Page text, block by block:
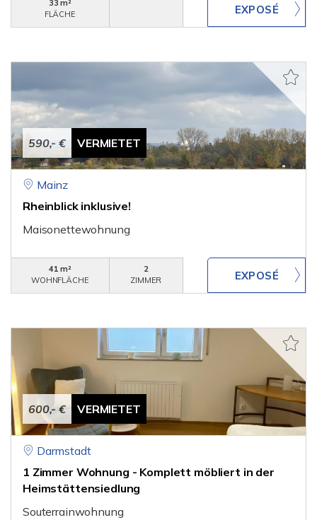
33 m²
FLÄCHE
590,- € VERMIETET
Mainz
Rheinblick inklusive!
Maisonettewohnung
41 m²
WOHNFLÄCHE
2
ZIMMER
600,- € VERMIETET
Darmstadt
1 Zimmer Wohnung - Komplett möbliert in der
Heimstättensiedlung
Souterrainwohnung